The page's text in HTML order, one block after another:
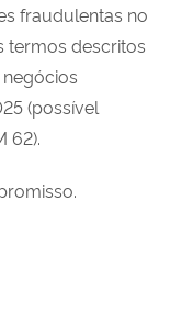
fraudulentas no
termos descritos
negócios
(possível
62).